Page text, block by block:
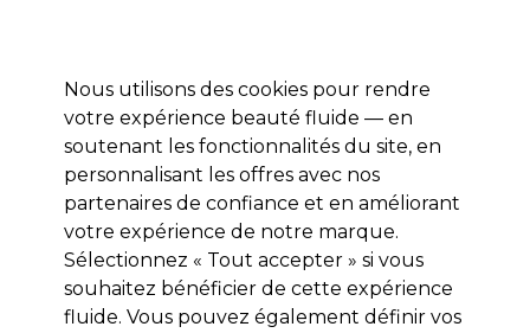
Se connecter
Marques Bons plans Coiffure Electro et Matériel
Livraison et délais
lire la suite
Redken
Redken Frizz Dismiss Rebel Tame
Nous utilisons des cookies pour rendre
votre expérience beauté fluide — en
soutenant les fonctionnalités du site, en
personnalisant les offres avec nos
partenaires de confiance et en améliorant
votre expérience de notre marque.
Sélectionnez « Tout accepter » si vous
souhaitez bénéficier de cette expérience
fluide. Vous pouvez également définir vos